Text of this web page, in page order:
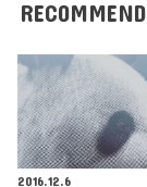
RECOMMEND
2016.12.6